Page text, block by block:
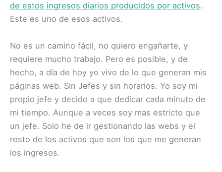
de estos ingresos diarios producidos por activos.
Este es uno de esos activos.
No es un camino fácil, no quiero engañarte, y
requiere mucho trabajo. Pero es posible, y de
hecho, a día de hoy yo vivo de lo que generan mis
páginas web. Sin Jefes y sin horarios. Yo soy mi
propio jefe y decido a que dedicar cada minuto de
mi tiempo. Aunque a veces soy mas estricto que
un jefe. Solo he de ir gestionando las webs y el
resto de los activos que son los que me generan
los ingresos.